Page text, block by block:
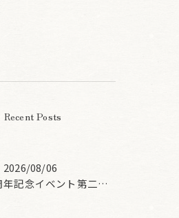
Recent Posts
2026/08/06
周年記念イベント第二弾🎉